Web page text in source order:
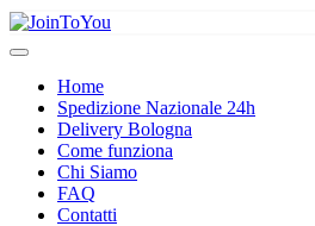
Home
Spedizione Nazionale 24h
Delivery Bologna
Come funziona
Chi Siamo
FAQ
Contatti